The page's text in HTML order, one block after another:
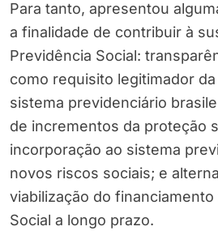
Para tanto, apresentou
a finalidade de contribuir à
Previdência Social:
como requisito legitimador
sistema previdenciário
de incrementos da proteção
incorporação ao sistema
novos riscos sociais; e
viabilização do
Social a longo prazo.